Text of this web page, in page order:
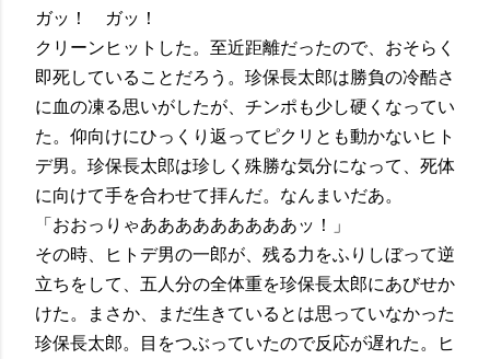
ガッ！ ガッ！
クリーンヒットした。至近距離だったので、おそらく
即死していることだろう。珍保長太郎は勝負の冷酷さ
に血の凍る思いがしたが、チンポも少し硬くなってい
た。仰向けにひっくり返ってピクリとも動かないヒト
デ男。珍保長太郎は珍しく殊勝な気分になって、死体
に向けて手を合わせて拝んだ。なんまいだあ。
「おおっりゃあああああああああッ！」
その時、ヒトデ男の一郎が、残る力をふりしぼって逆
立ちをして、五人分の全体重を珍保長太郎にあびせか
けた。まさか、まだ生きているとは思っていなかった
珍保長太郎。目をつぶっていたので反応が遅れた。ヒ